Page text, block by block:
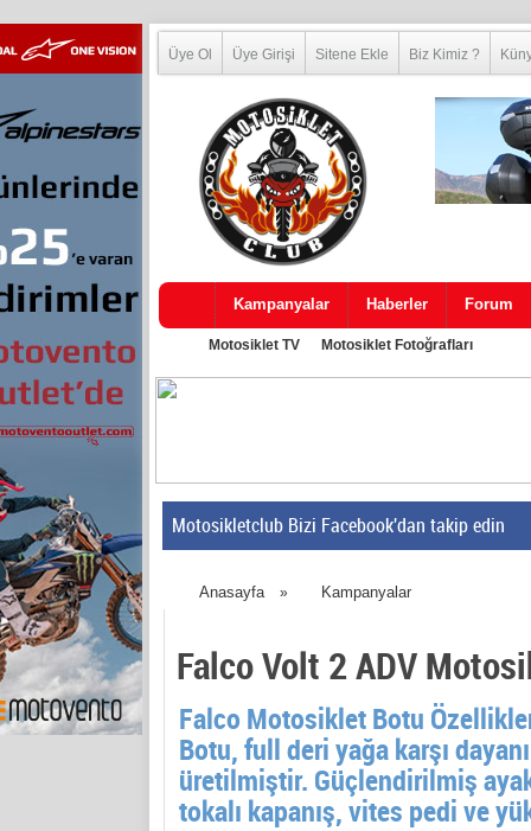
Üye Ol Üye Girişi Sitene Ekle Biz Kimiz ?
Kampanyalar Haberler Forum
Motosiklet TV Motosiklet Fotoğrafları
Motosikletclub Bizi Facebook'dan takip edin
Anasayfa » Kampanyalar
Falco Volt 2 ADV
Falco Motosiklet Botu
Botu, full deri yağa karşı
üretilmiştir. Güçlendirilmiş
tokalı kapanış, vites pedi ve